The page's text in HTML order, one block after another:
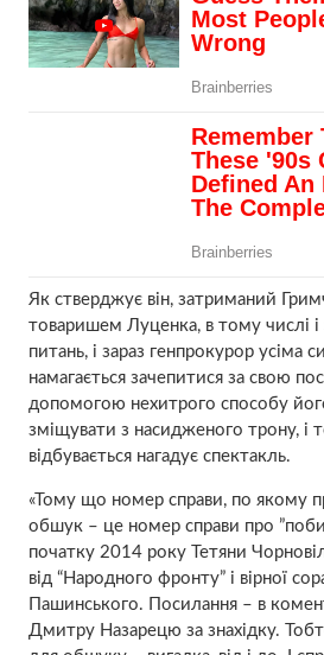
Як стверджує він, затриманий
товаришем Луценка, в тому числі і
питань, і зараз генпрокурор усіма
намагається зачепитися за свою
допомогою нехитрого способу
зміщувати з насидженого трону, і
відбувається нагадує спектакль.
«Тому що номер справи, по якому
обшук – це номер справи про
початку 2014 року Тетяни
від “Народного фронту” і вірної
Пашинського. Посилання – в
Дмитру Назарецю за знахідку.